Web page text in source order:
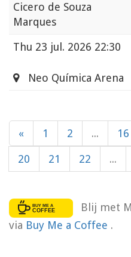
Cicero de Souza
Marques
Thu 23 jul. 2026 22:30
Neo Química Arena
« 1 2 ... 16
20 21 22 ...
Blij met
via Buy Me a Coffee .